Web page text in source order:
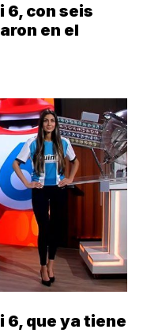
6, con seis
en el
6, que ya tiene